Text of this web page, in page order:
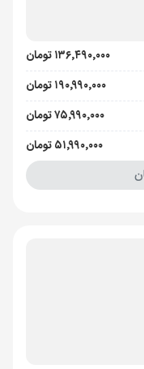
۱۳۶٬۴۹۰٬۰۰۰ تومان
۱۹۰٬۹۹۰٬۰۰۰ تومان
۷۵٬۹۹۰٬۰۰۰ تومان
۵۱٬۹۹۰٬۰۰۰ تومان